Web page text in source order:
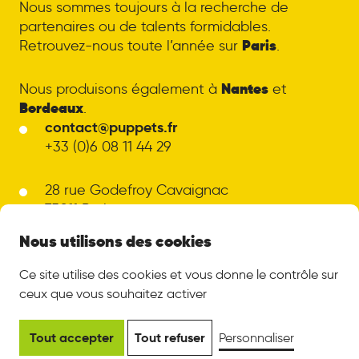
Nous sommes toujours à la recherche de
partenaires ou de talents formidables.
Retrouvez-nous toute l’année sur Paris.
Nous produisons également à Nanteset
Bordeaux.
contact@puppets.fr
+33 (0)6 08 11 44 29
28 rue Godefroy Cavaignac
75011 Paris
Mentions légales
© Puppets - 2026
Ce site utilise des cookies et vous donne le contrôle sur
ceux que vous souhaitez activer
Tout accepter Tout refuser Personnaliser